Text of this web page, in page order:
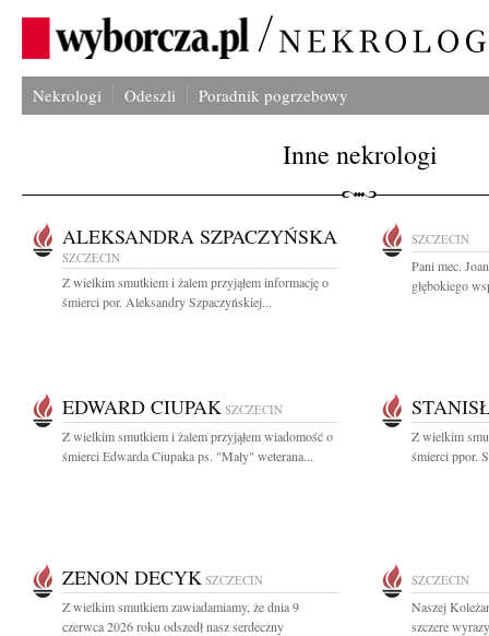
Nekrologi Odeszli Poradnik pogrzebowy
Inne nekrologi
ALEKSANDRA SZPACZYŃSKA
SZCZECIN
Z wielkim smutkiem i żalem przyjąłem informację o
śmierci por. Aleksandry Szpaczyńskiej...
SZCZECIN
Pani mec.
głębokiego
EDWARD CIUPAK SZCZECIN
Z wielkim smutkiem i żalem przyjąłem wiadomość o
śmierci Edwarda Ciupaka ps. "Mały" weterana...
Z wielkim
śmierci ppor.
ZENON DECYK SZCZECIN
Z wielkim smutkiem zawiadamiamy, że dnia 9
czerwca 2026 roku odszedł nasz serdeczny
SZCZECIN
Naszej
szczere